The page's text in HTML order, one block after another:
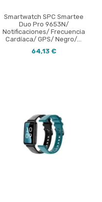
Smartwatch SPC Smartee
Duo Pro 9653N/
Notificaciones/ Frecuencia
Cardíaca/ GPS/ Negro/...
64,13 €